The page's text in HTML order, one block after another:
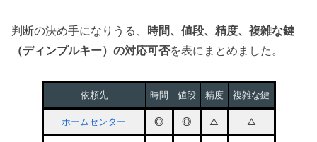
判断の決め手になりうる、 時間、値段、精度、複雑な鍵
（ディンプルキー）の対応可否を表にまとめました。
依頼先 時間 値段 精度 複雑な鍵
ホームセンター ◎ ◎ △ △